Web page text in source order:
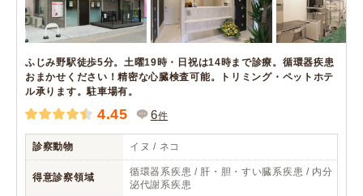
ふじみ野駅徒歩5分。土曜19時・日祝は14時まで診療。循環器疾患
おまかせください！精密な心臓検査可能。トリミング・ペットホテ
ル承ります。駐車場有。
4.45 6件
診察動物 イヌ / ネコ
得意診察領域
循環器系疾患 / 肝・胆・すい臓系疾患 / 内分
泌代謝系疾患